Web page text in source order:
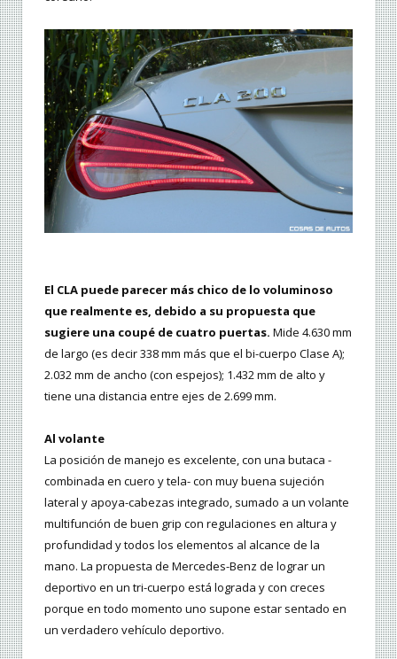
El CLA puede parecer más chico de lo voluminoso
que realmente es, debido a su propuesta que
sugiere una coupé de cuatro puertas. Mide 4.630 mm
de largo (es decir 338 mm más que el bi-cuerpo Clase A);
2.032 mm de ancho (con espejos); 1.432 mm de alto y
tiene una distancia entre ejes de 2.699 mm.
Al volante
La posición de manejo es excelente, con una butaca -
combinada en cuero y tela- con muy buena sujeción
lateral y apoya-cabezas integrado, sumado a un volante
multifunción de buen grip con regulaciones en altura y
profundidad y todos los elementos al alcance de la
mano. La propuesta de Mercedes-Benz de lograr un
deportivo en un tri-cuerpo está lograda y con creces
porque en todo momento uno supone estar sentado en
un verdadero vehículo deportivo.